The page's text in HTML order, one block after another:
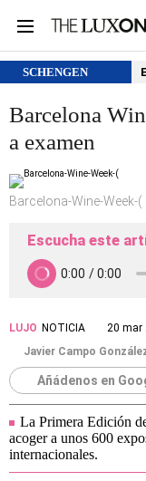
SCHENGEN
Barcelona
a examen
Barcelona-Wine-Week-(
Escucha este
LUJO NOTICIA
20 mar
Javier Campo
Añádenos en
La Primera Edición
acoger a unos 600
internacionales.